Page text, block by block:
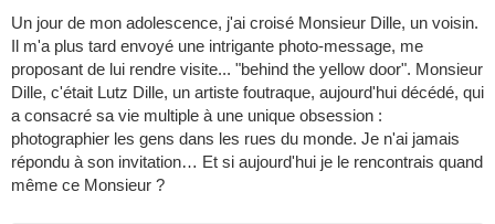
Un jour de mon adolescence, j'ai croisé Monsieur Dille, un voisin.
Il m'a plus tard envoyé une intrigante photo-message, me
proposant de lui rendre visite... "behind the yellow door". Monsieur
Dille, c'était Lutz Dille, un artiste foutraque, aujourd'hui décédé, qui
a consacré sa vie multiple à une unique obsession :
photographier les gens dans les rues du monde. Je n'ai jamais
répondu à son invitation… Et si aujourd'hui je le rencontrais quand
même ce Monsieur ?